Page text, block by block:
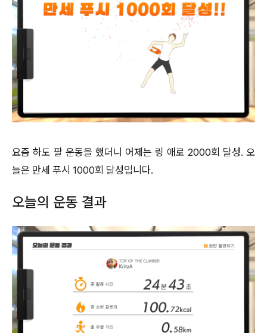
요즘 하도 팔 운동을 했더니 어제는 링 애로 2000회 달성. 오
늘은 만세 푸시 1000회 달성입니다.
오늘의 운동 결과